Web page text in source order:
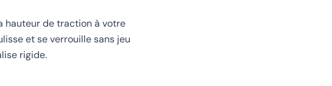
hauteur de traction à votre
et se verrouille sans jeu
rigide.